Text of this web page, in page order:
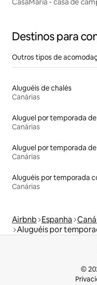
Destinos para
Outros tipos de
Aluguéis de chalés
Canárias
Canárias
Canárias
Canárias
Airbnb Espanha
Aluguéis por
©